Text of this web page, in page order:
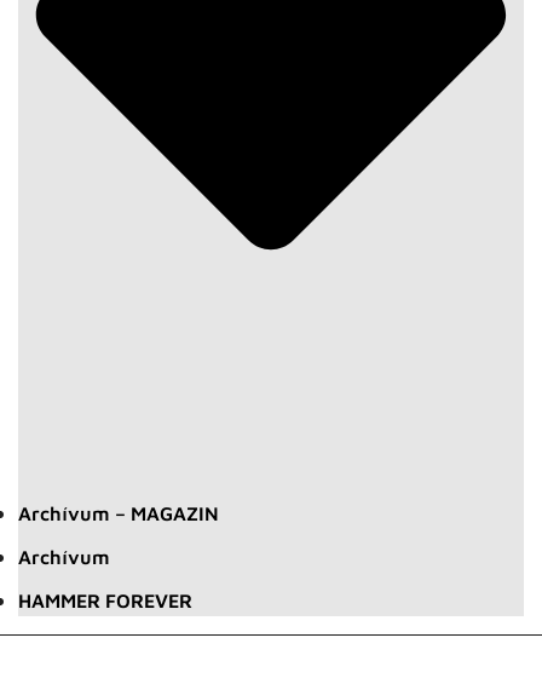
Archívum – MAGAZIN
Archívum
HAMMER FOREVER